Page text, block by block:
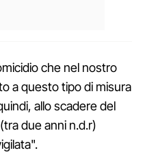
che nel nostro
a questo tipo di misura
allo scadere del
due anni n.d.r)